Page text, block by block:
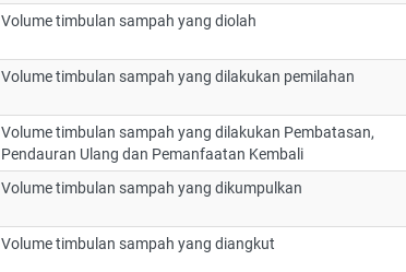
Volume timbulan sampah yang diolah
Volume timbulan sampah yang dilakukan pemilahan
Volume timbulan sampah yang dilakukan Pembatasan,
Pendauran Ulang dan Pemanfaatan Kembali
Volume timbulan sampah yang dikumpulkan
Volume timbulan sampah yang diangkut